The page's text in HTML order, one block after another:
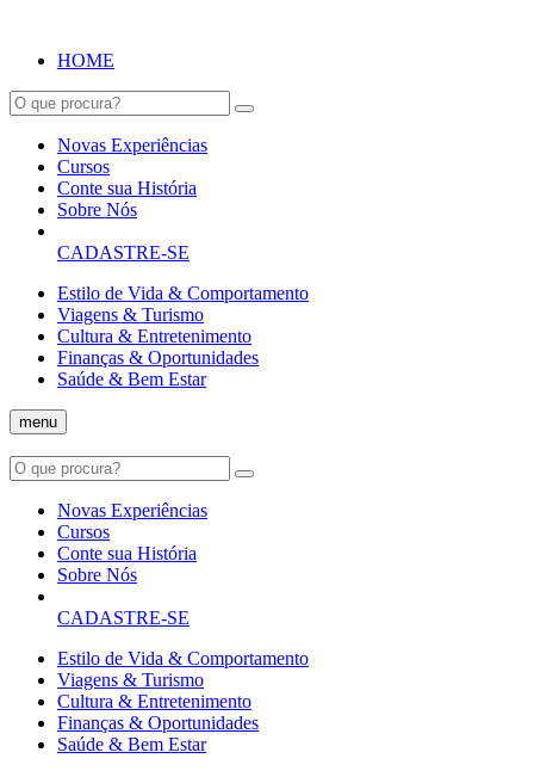
HOME
Novas Experiências
Cursos
Conte sua História
Sobre Nós
CADASTRE-SE
Estilo de Vida & Comportamento
Viagens & Turismo
Cultura & Entretenimento
Finanças & Oportunidades
Saúde & Bem Estar
menu
Novas Experiências
Cursos
Conte sua História
Sobre Nós
CADASTRE-SE
Estilo de Vida & Comportamento
Viagens & Turismo
Cultura & Entretenimento
Finanças & Oportunidades
Saúde & Bem Estar